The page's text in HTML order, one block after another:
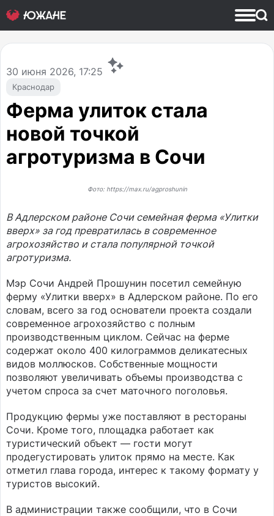
Краснодар
30 июня 2026, 17:25
Ферма улиток стала
новой точкой
агротуризма в Сочи
Фото: https://max.ru/agproshunin
В Адлерском районе Сочи семейная ферма «Улитки
вверх» за год превратилась в современное
агрохозяйство и стала популярной точкой
агротуризма.
Мэр Сочи Андрей Прошунин посетил семейную
ферму «Улитки вверх» в Адлерском районе. По его
словам, всего за год основатели проекта создали
современное агрохозяйство с полным
производственным циклом. Сейчас на ферме
содержат около 400 килограммов деликатесных
видов моллюсков. Собственные мощности
позволяют увеличивать объемы производства с
учетом спроса за счет маточного поголовья.
Продукцию фермы уже поставляют в рестораны
Сочи. Кроме того, площадка работает как
туристический объект — гости могут
продегустировать улиток прямо на месте. Как
отметил глава города, интерес к такому формату у
туристов высокий.
В администрации также сообщили, что в Сочи